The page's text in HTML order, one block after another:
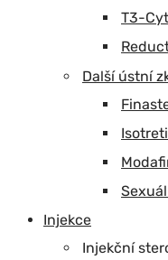
T3-
Další ústní
Injekce
Injekční